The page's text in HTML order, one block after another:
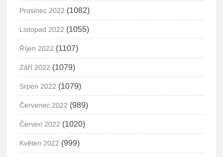
Prosinec 2022 (1082)
Listopad 2022 (1055)
Říjen 2022 (1107)
Září 2022 (1079)
Srpen 2022 (1079)
Červenec 2022 (989)
Červen 2022 (1020)
Květen 2022 (999)